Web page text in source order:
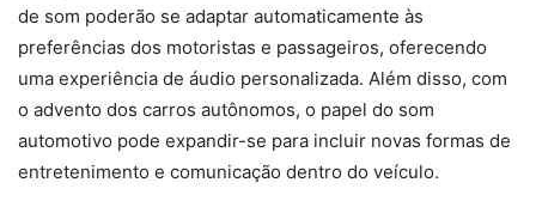
de som poderão se adaptar automaticamente às
preferências dos motoristas e passageiros, oferecendo
uma experiência de áudio personalizada. Além disso, com
o advento dos carros autônomos, o papel do som
automotivo pode expandir-se para incluir novas formas de
entretenimento e comunicação dentro do veículo.